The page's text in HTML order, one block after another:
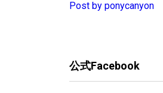
Post by ponycanyon
公式Facebook